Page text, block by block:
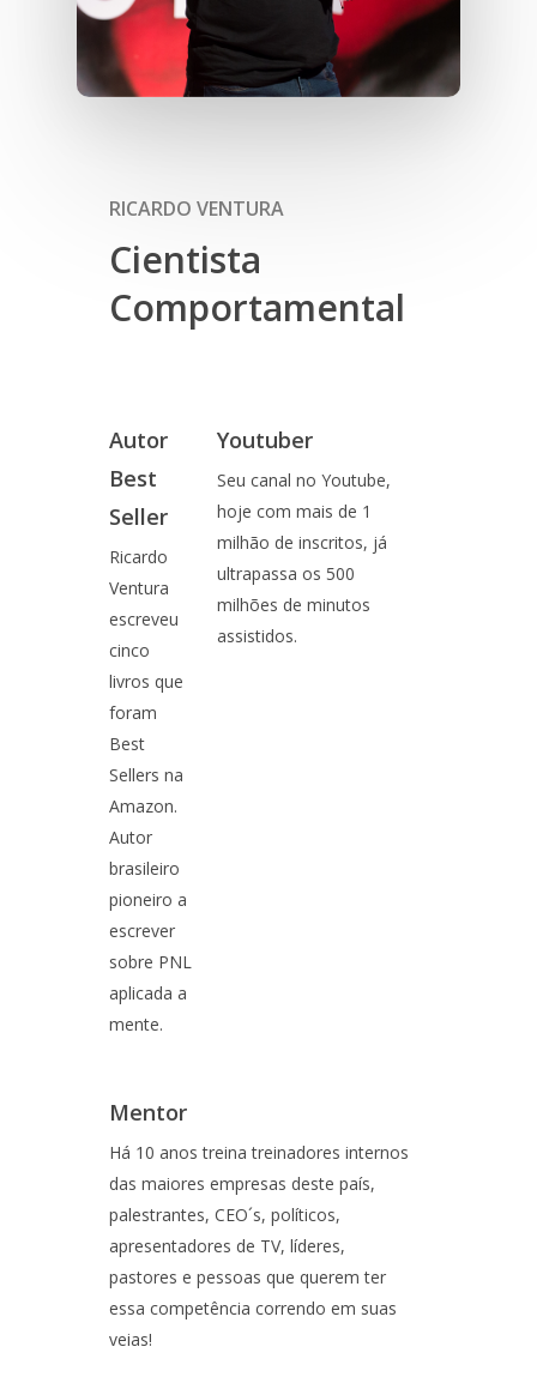
RICARDO VENTURA
Cientista
Comportamental
Autor
Best
Seller
Ricardo
Ventura
escreveu
cinco
livros que
foram
Best
Sellers na
Amazon.
Autor
brasileiro
pioneiro a
escrever
sobre PNL
aplicada a
mente.
Youtuber
Seu canal no Youtube,
hoje com mais de 1
milhão de inscritos, já
ultrapassa os 500
milhões de minutos
assistidos.
Mentor
Há 10 anos treina treinadores internos
das maiores empresas deste país,
palestrantes, CEO´s, políticos,
apresentadores de TV, líderes,
pastores e pessoas que querem ter
essa competência correndo em suas
veias!